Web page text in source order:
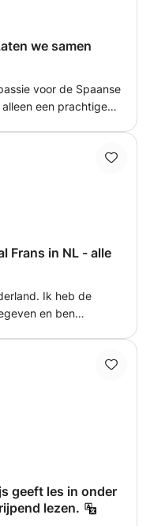
we samen
voor de Spaanse
een prachtige
vol geschiedenis,
jullie startniveau.
uitspraak,
zoals het voeren
speakers en het
zorgen dat de lessen
voor jullie
español!"
Frans in NL - alle
Ik heb de
en ben
tot
worden in het
vloeiend Spaans.
geeft les in onder
lezen.